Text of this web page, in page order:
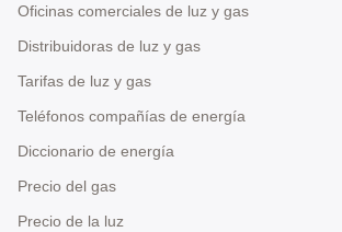
Oficinas comerciales de luz y gas
Distribuidoras de luz y gas
Tarifas de luz y gas
Teléfonos compañías de energía
Diccionario de energía
Precio del gas
Precio de la luz